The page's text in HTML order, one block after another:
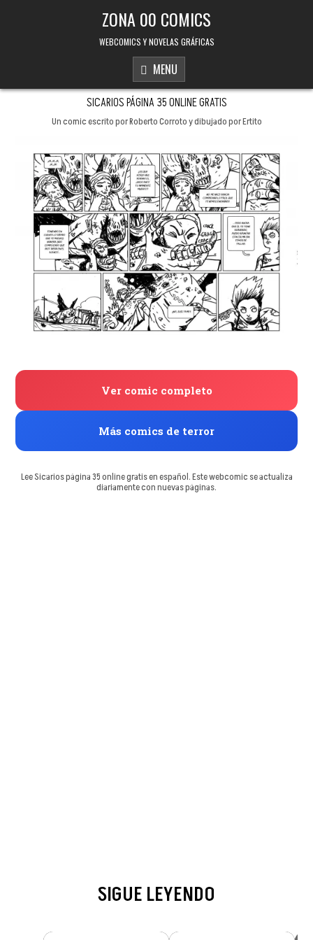
ZONA 00 COMICS
WEBCOMICS Y NOVELAS GRÁFICAS
MENU
SICARIOS PÁGINA 35 ONLINE GRATIS
Un comic escrito por Roberto Corroto y dibujado por Ertito
Ver comic completo
Más comics de terror
Lee Sicarios página 35 online gratis en español. Este webcomic se actualiza
diariamente con nuevas páginas.
SIGUE LEYENDO